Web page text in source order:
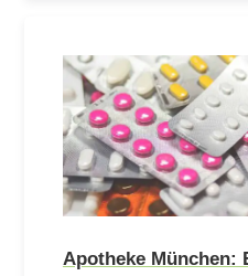
Apotheke München: